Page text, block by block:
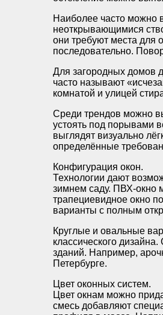
Наиболее часто можно
неоткрывающимися
они требуют места для
последовательно.
Для загородных домов
часто называют
комнатой и улицей
Среди трендов можно
устоять под порывами
выглядят визуально
определённые
Конфигурация окон.
Технологии дают
зимнем саду. ПВХ-окно
трапециевидное окно
варианты с полным
Круглые и овальные
классического
зданий. Например,
Петербурге.
Цвет оконных систем.
Цвет окнам можно
смесь добавляют